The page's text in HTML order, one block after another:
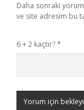
Daha sonraki
ve site adresim bu
6 + 2 kaçtır?*